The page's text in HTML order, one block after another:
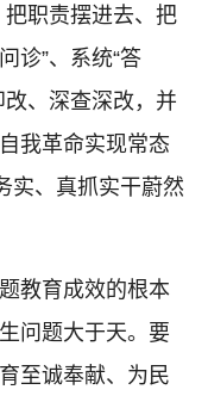
把职责摆进去、把
诊”、系统“答
、深查深改，并
我革命实现常态
实、真抓实干蔚然
教育成效的根本
问题大于天。要
至诚奉献、为民